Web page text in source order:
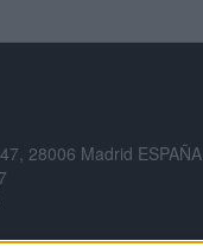
28006 Madrid ESPAÑA